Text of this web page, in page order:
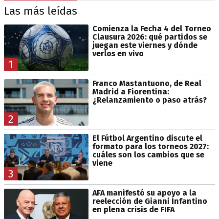
Las más leídas
1
Comienza la Fecha 4 del Torneo
Clausura 2026: qué partidos se
juegan este viernes y dónde
verlos en vivo
2
Franco Mastantuono, de Real
Madrid a Fiorentina:
¿Relanzamiento o paso atrás?
3
El Fútbol Argentino discute el
formato para los torneos 2027:
cuáles son los cambios que se
viene
AFA manifestó su apoyo a la
reelección de Gianni Infantino
en plena crisis de FIFA